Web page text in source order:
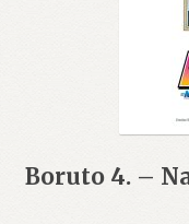
Boruto 4. –